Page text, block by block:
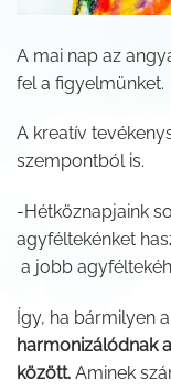
A mai nap az
fel a figyelmünket.
A kreatív
szempontból is.
-Hétköznapjaink
agyféltekénket
a jobb
Így, ha bármilyen
harmonizálódnak
között. Aminek